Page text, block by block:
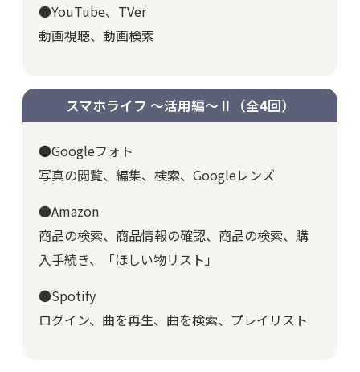
●YouTube、TVer
動画視聴、動画検索
スマホライフ ～活用編～Ⅱ （全4回）
●Googleフォト
写真の閲覧、編集、検索、Googleレンズ
●Amazon
商品の検索、商品情報の確認、商品の検索、購
入手続き、「ほしい物リスト」
●Spotify
ログイン、曲を再生、曲を検索、プレイリスト